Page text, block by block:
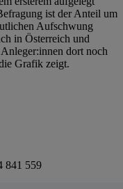
ist der Anteil um
Aufschwung
in Österreich und
dort noch
Grafik zeigt.
841 559